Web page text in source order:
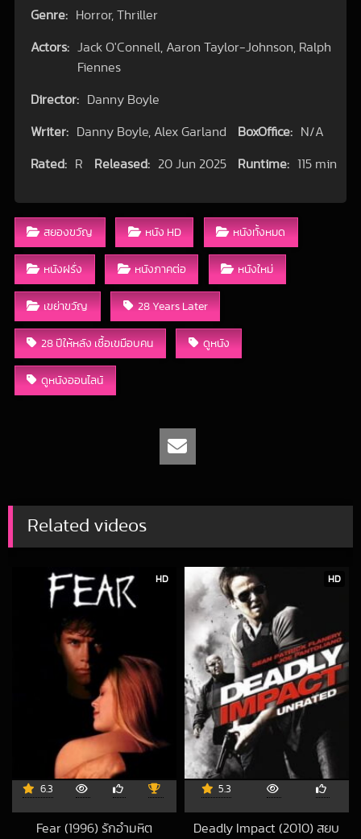
Genre: Horror, Thriller
Actors:
Jack O'Connell, Aaron Taylor-Johnson, Ralph
Fiennes
Director: Danny Boyle
Writer: Danny Boyle, Alex Garland BoxOffice: N/A
Rated: R Released: 20 Jun 2025 Runtime: 115 min
สยองขวัญ หนัง HD หนังทั้งหมด
หนังฝรั่ง หนังภาคต่อ หนังใหม่
เขย่าขวัญ 28 Years Later
28 ปีให้หลัง เชื้อเขมือบคน ดูหนัง
ดูหนังออนไลน์
Related videos
HD
6.3
Fear (1996) รักอํามหิต
HD
5.3
Deadly Impact (2010) สยบ